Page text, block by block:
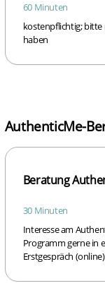
60 Minuten
kostenpflichtig;
haben
AuthenticMe-
Beratung
30 Minuten
Interesse am
Programm gerne in
Erstgespräch